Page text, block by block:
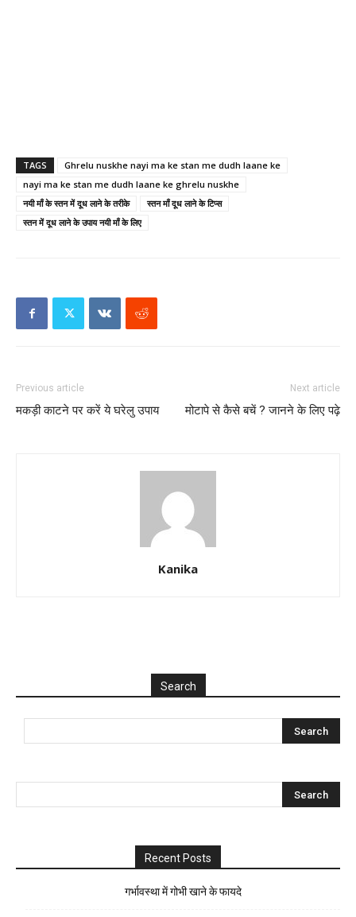
TAGS
Ghrelu nuskhe nayi ma ke stan me dudh laane ke
nayi ma ke stan me dudh laane ke ghrelu nuskhe
नयी माँ के स्तन में दूध लाने के तरीके
स्तन माँ दूध लाने के टिप्स
स्तन में दूध लाने के उपाय नयी माँ के लिए
Previous article
मकड़ी काटने पर करें ये घरेलु उपाय
Next article
मोटापे से कैसे बचें ? जानने के लिए पढ़े
Kanika
Search
Recent Posts
गर्भावस्था में गोभी खाने के फायदे